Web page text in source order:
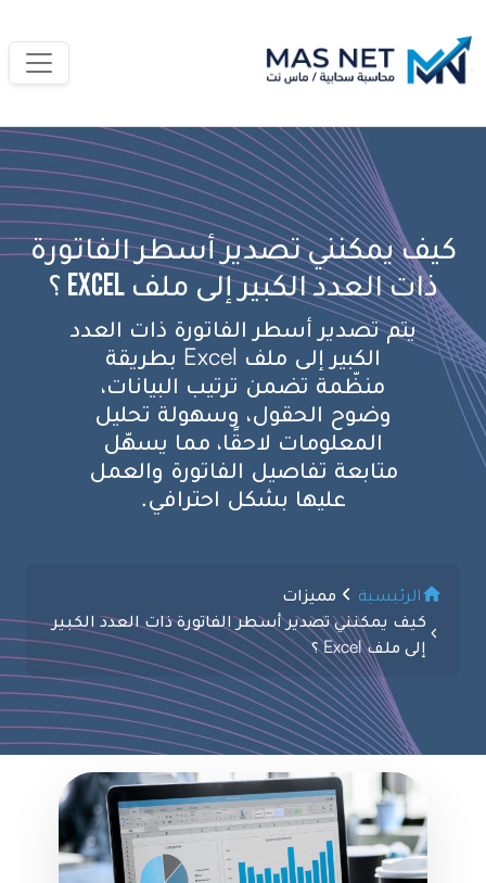
كيف يمكنني تصدير أسطر الفاتورة
ذات العدد الكبير إلى ملف Excel ؟
يتم تصدير أسطر الفاتورة ذات العدد
الكبير إلى ملف Excel بطريقة
منظّمة تضمن ترتيب البيانات،
وضوح الحقول، وسهولة تحليل
المعلومات لاحقًا، مما يسهّل
متابعة تفاصيل الفاتورة والعمل
عليها بشكل احترافي.
الرئيسية
مميزات
كيف يمكنني تصدير أسطر الفاتورة ذات العدد الكبير
إلى ملف Excel ؟